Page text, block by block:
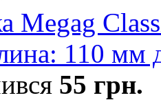
Megag
110 мм
55 грн.